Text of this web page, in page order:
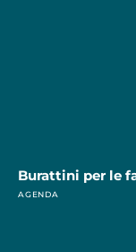
Burattini per le
AGENDA